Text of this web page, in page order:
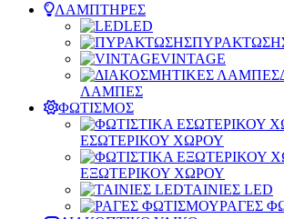
ΛΑΜΠΤΗΡΕΣ
LED
VINTAGE
ΛΑΜΠΕΣ
ΦΩΤΙΣΜΟΣ
ΕΣΩΤΕΡΙΚΟΥ ΧΩΡΟΥ
ΕΞΩΤΕΡΙΚΟΥ ΧΩΡΟΥ
ΤΑΙΝΙΕΣ LED
ΡΑΓΕΣ